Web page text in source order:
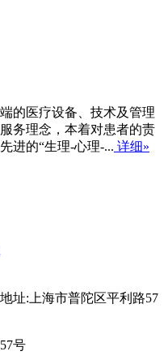
的医疗设备、技术及管理
务理念，本着对患者的责
进的“生理-心理-... 详细»
址:上海市普陀区平利路57
号